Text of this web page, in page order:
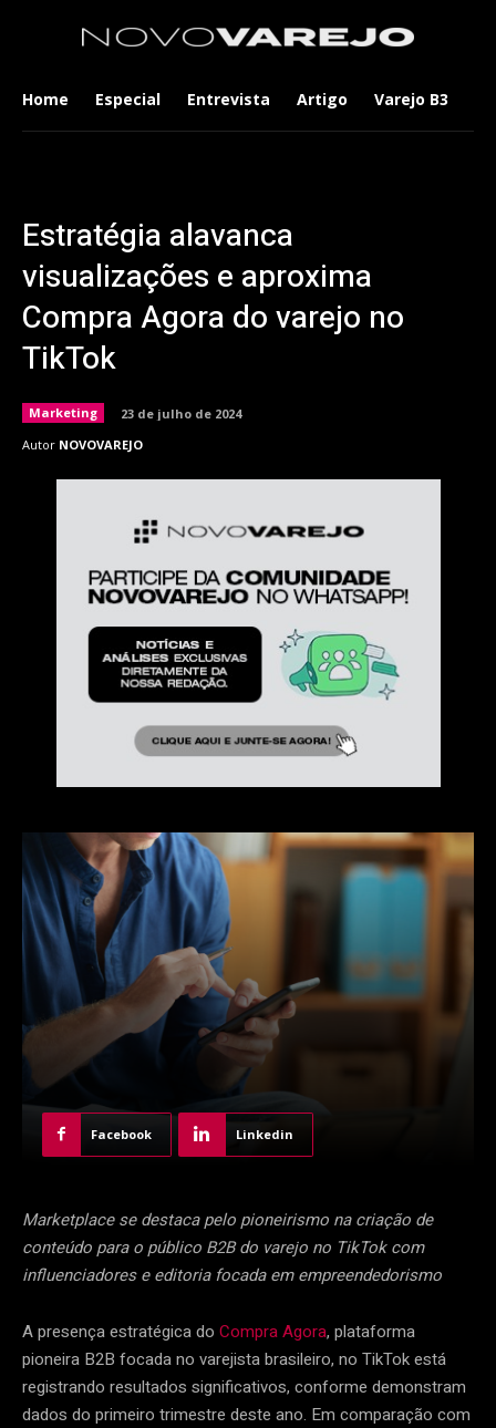
Home Especial Entrevista Artigo Varejo B3
Estratégia alavanca
visualizações e aproxima
Compra Agora do varejo no
TikTok
Marketing
23 de julho de 2024
Autor NOVOVAREJO
Facebook Linkedin
Marketplace se destaca pelo pioneirismo na criação de
conteúdo para o público B2B do varejo no TikTok com
influenciadores e editoria focada em empreendedorismo
A presença estratégica do Compra Agora, plataforma
pioneira B2B focada no varejista brasileiro, no TikTok está
registrando resultados significativos, conforme demonstram
dados do primeiro trimestre deste ano. Em comparação com